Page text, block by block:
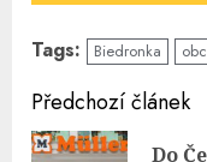
Tags: Biedronka
Continue
Reading
Předchozí článek
Do